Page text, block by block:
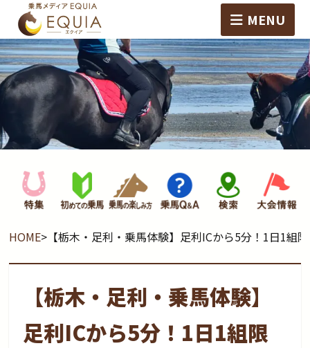
MENU
HOME> 【栃木・足利・乗馬体験】足利ICから5分！1日1
【栃木・足利・乗馬体験】
足利ICから5分！1日1組限